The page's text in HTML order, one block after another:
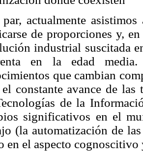
actualmente
de proporciones y,
industrial suscitada
en la edad
que cambian
el constante avance de
de la
significativos en el
(la automatización de
en el aspecto